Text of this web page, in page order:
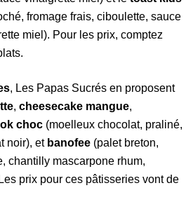
fromage frais, ciboulette, sauce
miel). Pour les prix, comptez
, Les Papas Sucrés en proposent
, cheesecake mangue,
choc (moelleux chocolat, praliné,
noir), et banofee (palet breton,
chantilly mascarpone rhum,
prix pour ces pâtisseries vont de